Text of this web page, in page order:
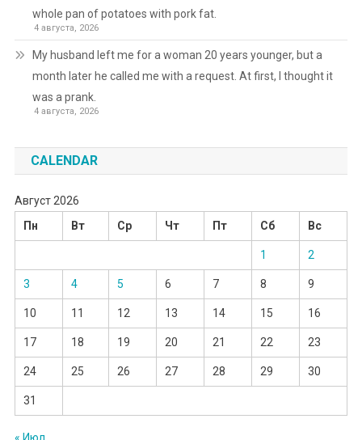
whole pan of potatoes with pork fat.
4 августа, 2026
My husband left me for a woman 20 years younger, but a
month later he called me with a request. At first, I thought it
was a prank.
4 августа, 2026
CALENDAR
Август 2026
Пн
Вт Ср Чт Пт Сб Вс
1 2
3 4 5 6 7 8 9
10 11 12 13 14 15 16
17 18 19 20 21 22 23
24 25 26 27 28 29 30
31